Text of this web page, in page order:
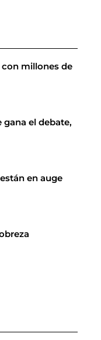
millones de
el debate,
en auge